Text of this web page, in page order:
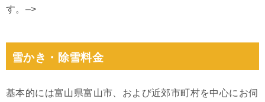
す。–>
雪かき・除雪料金
基本的には富山県富山市、および近郊市町村を中心にお伺